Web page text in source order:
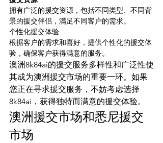
拥有广泛的援交资源，包括不同类型、不同背
景的援交伴侣，满足不同客户的需求。
个性化援交体验
根据客户的需求和喜好，提供个性化的援交体
验，确保客户获得满意的服务。
澳洲8k84ai的援交服务多样性和广泛性使
其成为澳洲援交市场的重要一环。如果
您正在寻求援交服务，不妨考虑选择
8k84ai，获得独特而满意的援交体验。
澳洲援交市场和悉尼援交
市场